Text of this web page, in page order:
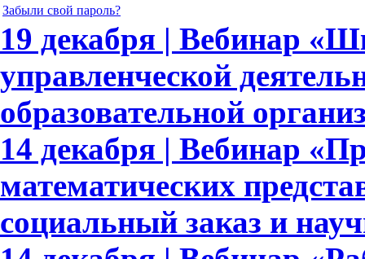
Забыли свой пароль?
19 декабря | Вебинар
управленческой
образовательной
14 декабря | Вебинар
математических
социальный заказ и